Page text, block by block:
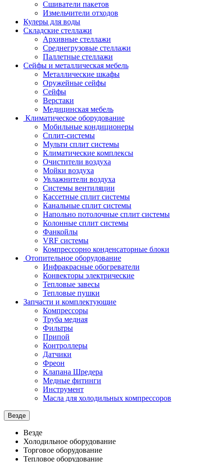
Сшиватели пакетов
Измельчители отходов
Кулеры для воды
Складские стеллажи
Архивные стеллажи
Среднегрузовые стеллажи
Паллетные стеллажи
Сейфы и металлическая мебель
Металлические шкафы
Оружейные сейфы
Сейфы
Верстаки
Медицинская мебель
Климатическое оборудование
Мобильные кондиционеры
Сплит-системы
Мульти сплит системы
Климатические комплексы
Очистители воздуха
Мойки воздуха
Увлажнители воздуха
Системы вентиляции
Кассетные сплит системы
Канальные сплит системы
Напольно потолочные сплит системы
Колонные сплит системы
Фанкойлы
VRF системы
Компрессорно конденсаторные блоки
Отопительное оборудование
Инфракрасные обогреватели
Конвекторы электрические
Тепловые завесы
Тепловые пушки
Запчасти и комплектующие
Компрессоры
Труба медная
Фильтры
Припой
Контроллеры
Датчики
Фреон
Клапана Шредера
Медные фитинги
Инструмент
Масла для холодильных компрессоров
Везде
Везде
Холодильное оборудование
Торговое оборудование
Тепловое оборудование